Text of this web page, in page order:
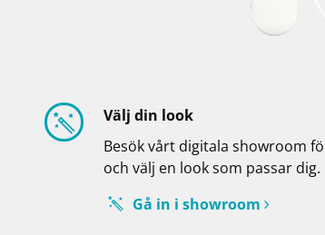
Välj din look
Besök vårt digitala showroom
och välj en look som passar dig.
Gå in i showroom